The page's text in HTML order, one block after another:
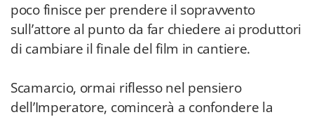
poco finisce per prendere il sopravvento
sull’attore al punto da far chiedere ai produttori
di cambiare il finale del film in cantiere.
Scamarcio, ormai riflesso nel pensiero
dell’Imperatore, comincerà a confondere la